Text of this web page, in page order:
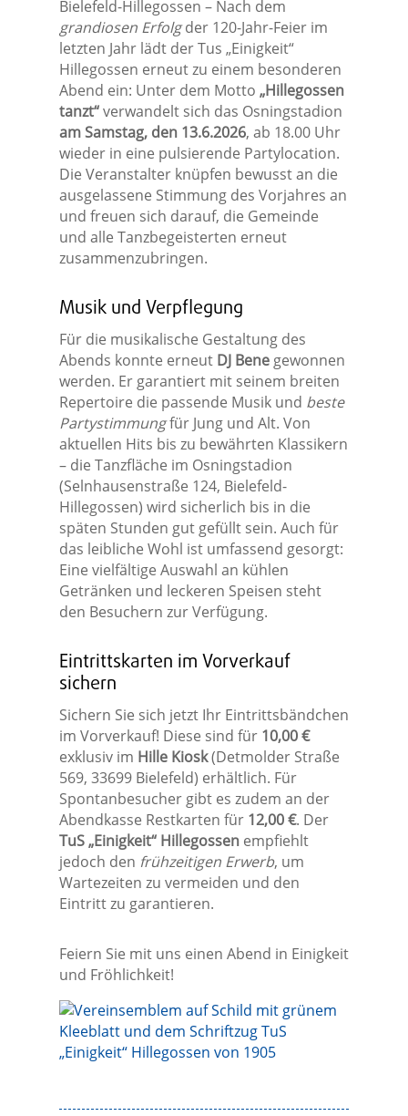
Bielefeld-Hillegossen – Nach dem
grandiosen Erfolgder 120-Jahr-Feier im
letzten Jahr lädt der Tus „Einigkeit“
Hillegossen erneut zu einem besonderen
Abend ein: Unter dem Motto „Hillegossen
tanzt“verwandelt sich das Osningstadion
am Samstag, den 13.6.2026, ab 18.00 Uhr
wieder in eine pulsierende Partylocation.
Die Veranstalter knüpfen bewusst an die
ausgelassene Stimmung des Vorjahres an
und freuen sich darauf, die Gemeinde
und alle Tanzbegeisterten erneut
zusammenzubringen.
Musik und Verpflegung
Für die musikalische Gestaltung des
Abends konnte erneut DJ Benegewonnen
werden. Er garantiert mit seinem breiten
Repertoire die passende Musik und beste
Partystimmungfür Jung und Alt. Von
aktuellen Hits bis zu bewährten Klassikern
– die Tanzfläche im Osningstadion
(Selnhausenstraße 124, Bielefeld-
Hillegossen) wird sicherlich bis in die
späten Stunden gut gefüllt sein. Auch für
das leibliche Wohl ist umfassend gesorgt:
Eine vielfältige Auswahl an kühlen
Getränken und leckeren Speisen steht
den Besuchern zur Verfügung.
Eintrittskarten im Vorverkauf
sichern
Sichern Sie sich jetzt Ihr Eintrittsbändchen
im Vorverkauf! Diese sind für 10,00 €
exklusiv im Hille Kiosk(Detmolder Straße
569, 33699 Bielefeld) erhältlich. Für
Spontanbesucher gibt es zudem an der
Abendkasse Restkarten für 12,00 €. Der
TuS „Einigkeit“ Hillegossenempfiehlt
jedoch den frühzeitigen Erwerb, um
Wartezeiten zu vermeiden und den
Eintritt zu garantieren.
Feiern Sie mit uns einen Abend in Einigkeit
und Fröhlichkeit!